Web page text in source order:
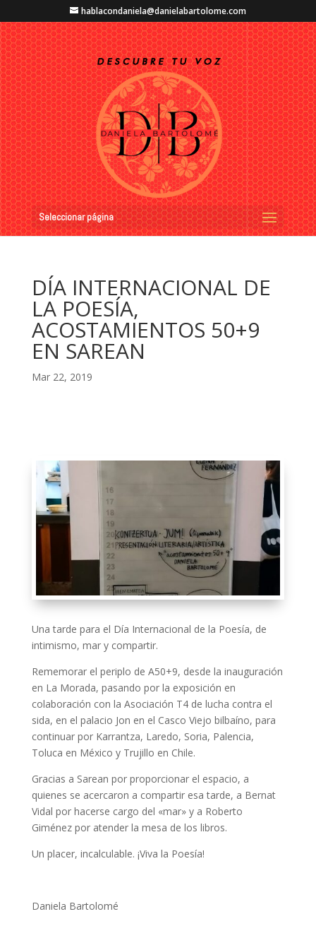
hablacondaniela@danielabartolome.com
Seleccionar página
DÍA INTERNACIONAL DE
LA POESÍA,
ACOSTAMIENTOS 50+9
EN SAREAN
Mar 22, 2019
Una tarde para el Día Internacional de la Poesía, de
intimismo, mar y compartir.
Rememorar el periplo de A50+9, desde la inauguración
en La Morada, pasando por la exposición en
colaboración con la Asociación T4 de lucha contra el
sida, en el palacio Jon en el Casco Viejo bilbaíno, para
continuar por Karrantza, Laredo, Soria, Palencia,
Toluca en México y Trujillo en Chile.
Gracias a Sarean por proporcionar el espacio, a
quienes se acercaron a compartir esa tarde, a Bernat
Vidal por hacerse cargo del «mar» y a Roberto
Giménez por atender la mesa de los libros.
Un placer, incalculable. ¡Viva la Poesía!
Daniela Bartolomé